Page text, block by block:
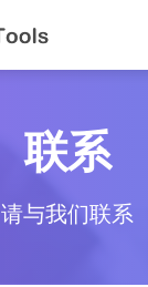
联系
请与我们联系